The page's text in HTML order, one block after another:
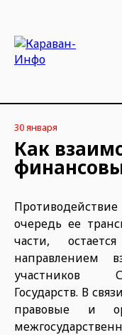
30 января
Как
очередь ее
части,
направлением
участников
Государств. В
правовые и